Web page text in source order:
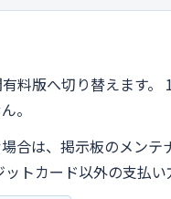
料版へ切り替えます
。
合は、掲示板のメンテ
トカード以外の支払い